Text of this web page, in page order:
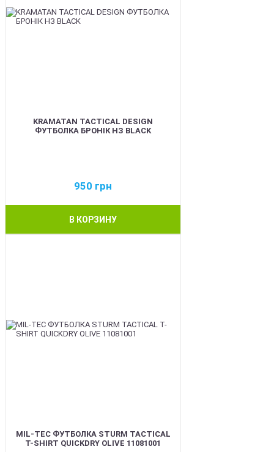
KRAMATAN TACTICAL DESIGN
ФУТБОЛКА БРОНІК НЗ BLACK
950 грн
В КОРЗИНУ
MIL-TEC ФУТБОЛКА STURM TACTICAL
T-SHIRT QUICKDRY OLIVE 11081001